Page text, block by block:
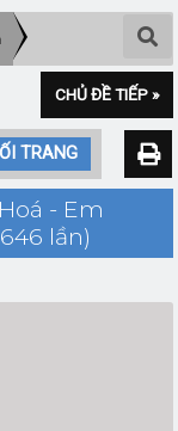
CHỦ ĐỀ TIẾP »
TRANG
- Em
lần)